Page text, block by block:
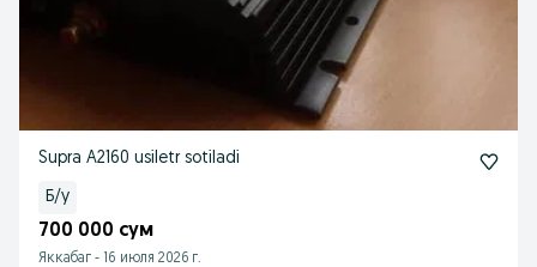
Supra A2160 usiletr sotiladi
Б/у
700 000 сум
Яккабаг - 16 июля 2026 г.